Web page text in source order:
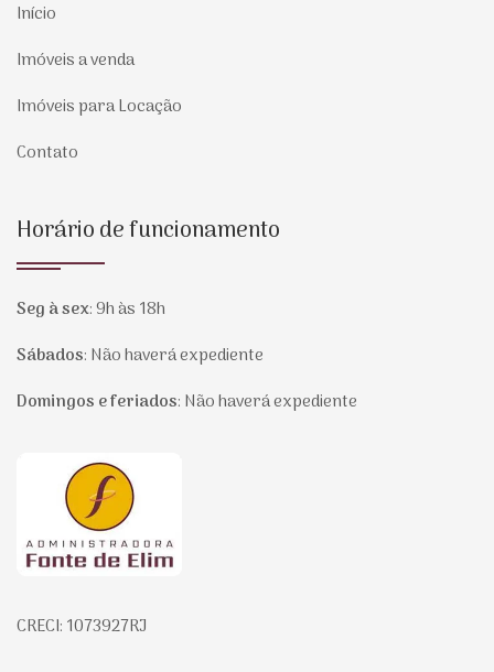
Início
Imóveis a venda
Imóveis para Locação
Contato
Horário de funcionamento
Seg à sex:9h às 18h
Sábados: Não haverá expediente
Domingos e feriados: Não haverá expediente
Página inicial
CRECI: 1073927RJ